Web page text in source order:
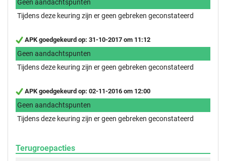
Geen aandachtspunten
Tijdens deze keuring zijn er geen gebreken geconstateerd
APK goedgekeurd op: 31-10-2017 om 11:12
Geen aandachtspunten
Tijdens deze keuring zijn er geen gebreken geconstateerd
APK goedgekeurd op: 02-11-2016 om 12:00
Geen aandachtspunten
Tijdens deze keuring zijn er geen gebreken geconstateerd
Terugroepacties